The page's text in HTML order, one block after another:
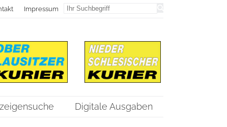
Impressum
Digitale Ausgaben